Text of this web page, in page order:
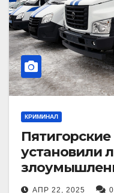
КРИМИНАЛ
установили
АПР 22, 2025